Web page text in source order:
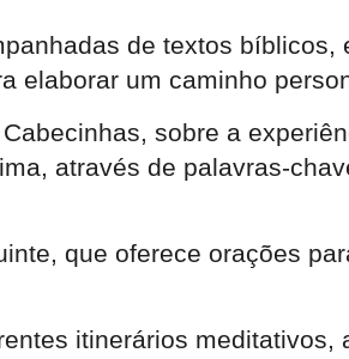
de textos bíblicos,
elaborar um caminho
sobre a
através de palavras-
que oferece orações
itinerários meditativos,